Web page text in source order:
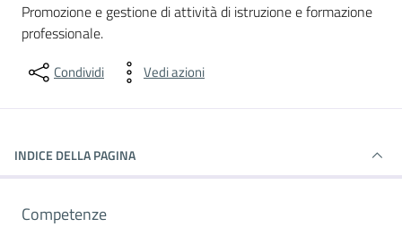
Promozione e gestione di attività di istruzione e formazione
professionale.
Condividi Vedi azioni
INDICE DELLA PAGINA
Competenze